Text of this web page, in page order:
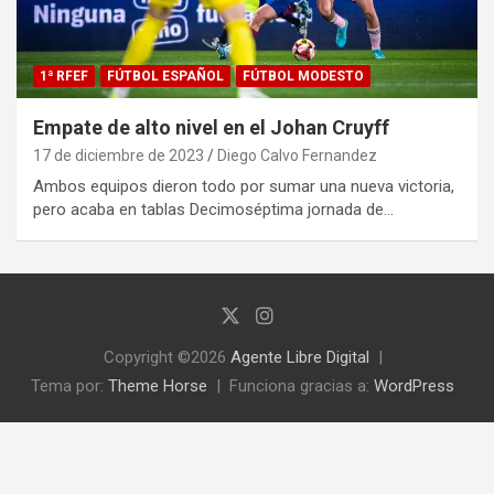
1ª RFEF FÚTBOL ESPAÑOL FÚTBOL MODESTO
Empate de alto nivel en el Johan Cruyff
17 de diciembre de 2023 Diego Calvo Fernandez
Ambos equipos dieron todo por sumar una nueva victoria,
pero acaba en tablas Decimoséptima jornada de…
Copyright ©2026 Agente Libre Digital
Tema por: Theme Horse Funciona gracias a: WordPress